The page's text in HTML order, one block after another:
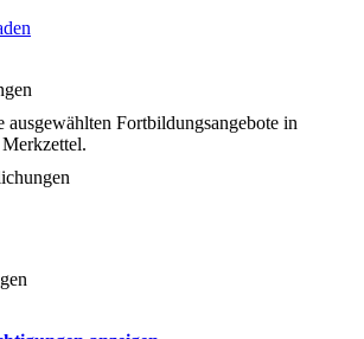
ausgewählten Fortbildungsangebote in